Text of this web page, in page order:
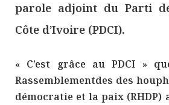
parole adjoint du Parti
Côte d’Ivoire (PDCI).
« C’est grâce au PDCI »
Rassemblementdes des
démocratie et la paix (RHDP)